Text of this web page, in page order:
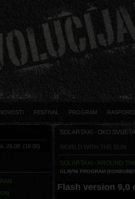
NOVOSTI FESTIVAL PROGRAM
, 26.08. (16:00)
SOLARTAXI - OKO
WORLD WITH THE SUN
SOLARTAXI - AROUND
GLAVNI PROGRAM
Flash version 9,0